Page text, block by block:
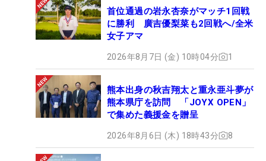
首位通過の岩永杏奈がマッチ1回戦
に勝利 廣吉優梨菜も2回戦へ/全米
女子アマ
2026年8月7日 (金) 10時04分 1
熊本出身の秋吉翔太と重永亜斗夢が
熊本県庁を訪問 「JOYX OPEN」
で集めた義援金を贈呈
2026年8月6日 (木) 18時43分 8